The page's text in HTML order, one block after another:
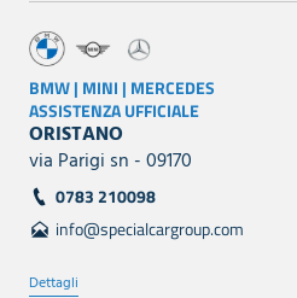
BMW | MINI | MERCEDES
ASSISTENZA UFFICIALE
ORISTANO
via Parigi sn - 09170
0783 210098
info@specialcargroup.com
Dettagli